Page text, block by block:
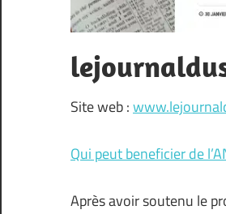
Site web :
Qui peut beneficier de
Après avoir soutenu le